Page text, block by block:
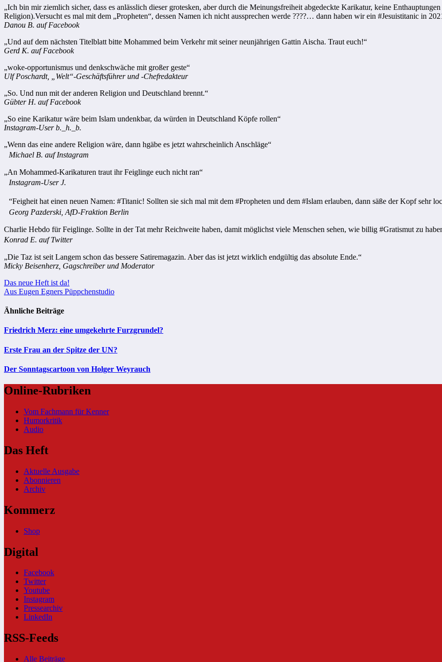
„Ich bin mir ziemlich sicher, dass es anlässlich dieser grotesken, aber durch die Meinungsfreiheit abgedeckte Karikatur, keine
Religion).Versucht es mal mit dem „Propheten“, dessen Namen ich nicht aussprechen werde ????… dann haben wir ein #Jesuistitanic in
Danou B. auf Facebook
„Und auf dem nächsten Titelblatt bitte Mohammed beim Verkehr mit seiner neunjährigen Gattin Aischa. Traut euch!“
Gerd K. auf Facebook
„woke-opportunismus und denkschwäche mit großer geste“
Ulf Poschardt, „Welt“-Geschäftsführer und -Chefredakteur
„So. Und nun mit der anderen Religion und Deutschland brennt.“
Gübter H. auf Facebook
„So eine Karikatur wäre beim Islam undenkbar, da würden in Deutschland Köpfe rollen“
Instagram-User b._h._b.
„Wenn das eine andere Religion wäre, dann hgäbe es jetzt wahrscheinlich Anschläge“
Michael B. auf Instagram
„An Mohammed-Karikaturen traut ihr Feiglinge euch nicht ran“
Instagram-User J.
“Feigheit hat einen neuen Namen: #Titanic! Sollten sie sich mal mit dem #Propheten und dem #Islam erlauben, dann säße der Kopf sehr
Georg Pazderski, AfD-Fraktion Berlin
Charlie Hebdo für Feiglinge. Sollte in der Tat mehr Reichweite haben, damit möglichst viele Menschen sehen, wie billig #Gratismut zu
Konrad E. auf Twitter
„Die Taz ist seit Langem schon das bessere Satiremagazin. Aber das ist jetzt wirklich endgültig das absolute Ende.“
Micky Beisenherz, Gagschreiber und Moderator
Beitragsnavigation
Das neue Heft ist da!
Aus Eugen Egners Püppchenstudio
Ähnliche Beiträge
Friedrich Merz: eine umgekehrte Furzgrundel?
Erste Frau an der Spitze der UN?
Der Sonntagscartoon von Holger Weyrauch
Online-Rubriken
Vom Fachmann für Kenner
Humorkritik
Audio
Das Heft
Aktuelle Ausgabe
Abonnieren
Archiv
Kommerz
Shop
Digital
Facebook
Twitter
Youtube
Instagram
Pressearchiv
LinkedIn
RSS-Feeds
Alle Beiträge